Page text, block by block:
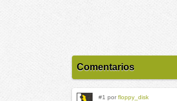
Comentarios
#1 por floppy_disk